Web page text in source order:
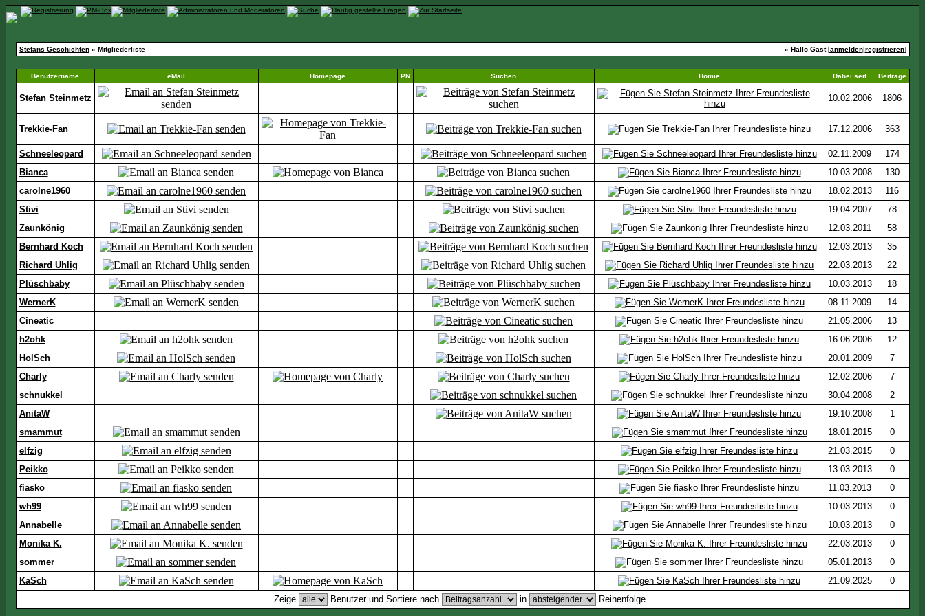
Stefans Geschichten» Mitgliederliste » Hallo Gast [anmelden|registrieren]
Benutzername eMail Homepage PN Suchen Homie Dabei seit Beiträge
Stefan Steinmetz 10.02.2006 1806
Trekkie-Fan 17.12.2006 363
Schneeleopard 02.11.2009
174
Bianca
10.03.2008
130
carolne1960
18.02.2013
116
Stivi
19.04.2007
78
Zaunkönig
12.03.2011
58
Bernhard Koch
12.03.2013
35
Richard Uhlig
22.03.2013
22
Plüschbaby
10.03.2013
18
WernerK
08.11.2009
14
Cineatic
21.05.2006
13
h2ohk
16.06.2006
12
HolSch
20.01.2009
7
Charly
12.02.2006
7
schnukkel
30.04.2008
2
AnitaW
19.10.2008
1
smammut
18.01.2015
0
elfzig
21.03.2015
0
Peikko
13.03.2013
0
fiasko
11.03.2013
0
wh99
10.03.2013
0
Annabelle
10.03.2013
0
Monika K.
22.03.2013
0
sommer
05.01.2013
0
KaSch
21.09.2025
0
Zeige
Benutzer und Sortiere nach in Reihenfolge.